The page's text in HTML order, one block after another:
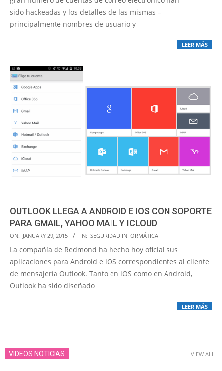
sido hackeadas y los detalles de las mismas –
principalmente nombres de usuario y
LEER MÁS
OUTLOOK LLEGA A ANDROID E IOS CON SOPORTE
PARA GMAIL, YAHOO MAIL Y ICLOUD
2015-
01-
29
ON: JANUARY 29, 2015 IN: SEGURIDAD INFORMÁTICA
La compañía de Redmond ha hecho hoy oficial sus
aplicaciones para Android e iOS correspondientes al cliente
de mensajería Outlook. Tanto en iOS como en Android,
Outlook ha sido diseñado
LEER MÁS
VIDEOS NOTICIAS VIEW ALL